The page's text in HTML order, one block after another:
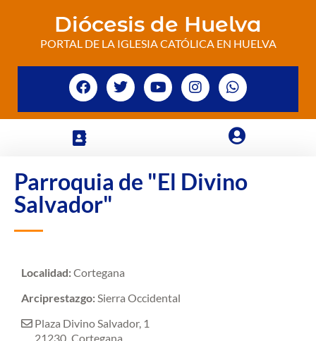
Diócesis de Huelva
PORTAL DE LA IGLESIA CATÓLICA EN HUELVA
Parroquia de "El Divino
Salvador"
Localidad:Cortegana
Arciprestazgo:Sierra Occidental
Plaza Divino Salvador, 1
21230 Cortegana